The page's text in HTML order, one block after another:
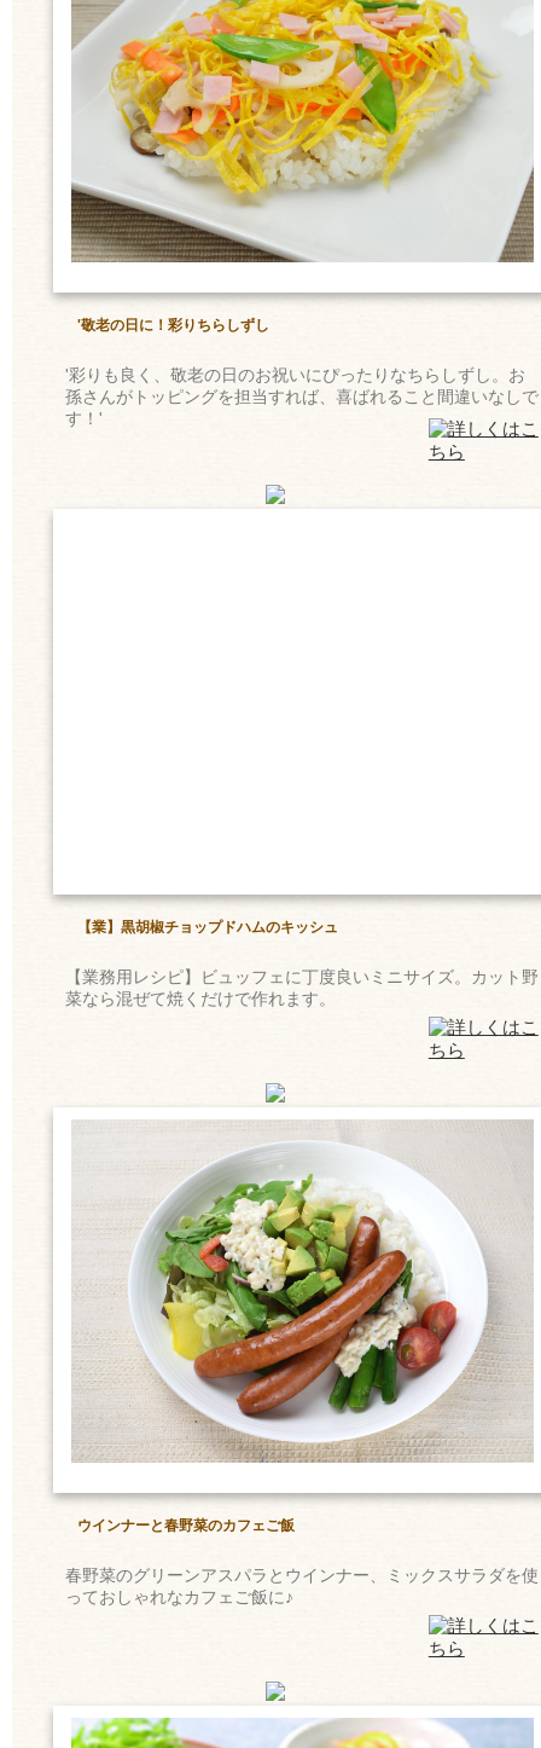
'敬老の日に！彩りちらしずし
'彩りも良く、敬老の日のお祝いにぴったりなちらしずし。お
孫さんがトッピングを担当すれば、喜ばれること間違いなしで
す！'
【業】黒胡椒チョップドハムのキッシュ
【業務用レシピ】ビュッフェに丁度良いミニサイズ。カット野
菜なら混ぜて焼くだけで作れます。
ウインナーと春野菜のカフェご飯
春野菜のグリーンアスパラとウインナー、ミックスサラダを使
っておしゃれなカフェご飯に♪